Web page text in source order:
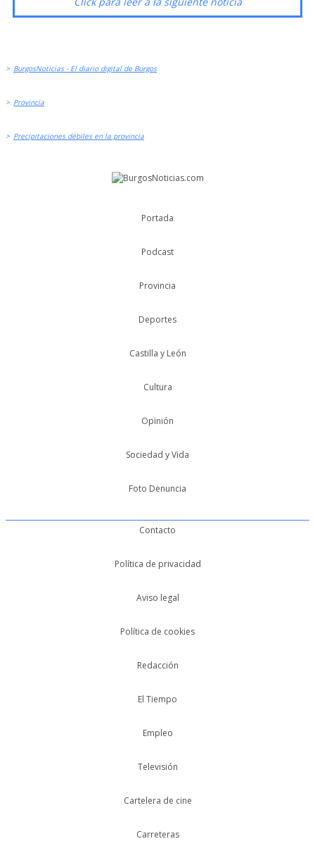
> BurgosNoticias - El diario digital de Burgos
> Provincia
> Precipitaciones débiles en la provincia
Portada
Podcast
Provincia
Deportes
Castilla y León
Cultura
Opinión
Sociedad y Vida
Foto Denuncia
Contacto
Política de privacidad
Aviso legal
Política de cookies
Redacción
El Tiempo
Empleo
Televisión
Cartelera de cine
Carreteras